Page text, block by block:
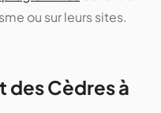
ou sur leurs sites.
des Cèdres à